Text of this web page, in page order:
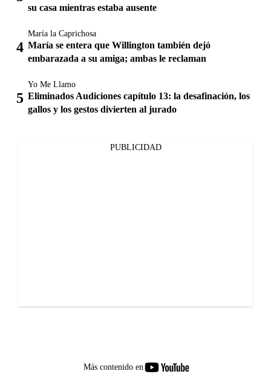
su casa mientras estaba ausente
María la Caprichosa
María se entera que Willington también dejó
embarazada a su amiga; ambas le reclaman
Yo Me Llamo
Eliminados Audiciones capítulo 13: la desafinación, los
gallos y los gestos divierten al jurado
PUBLICIDAD
Más contenido en
youtube-